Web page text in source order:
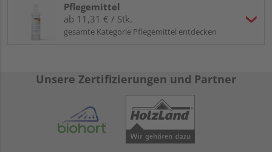
Pflegemittel
ab 11,31 € / Stk.
gesamte Kategorie Pflegemittel entdecken
Unsere Zertifizierungen und Partner